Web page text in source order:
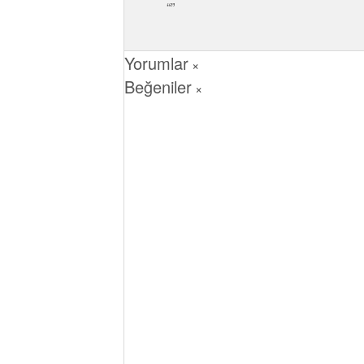
Yorumlar ×
Beğeniler ×